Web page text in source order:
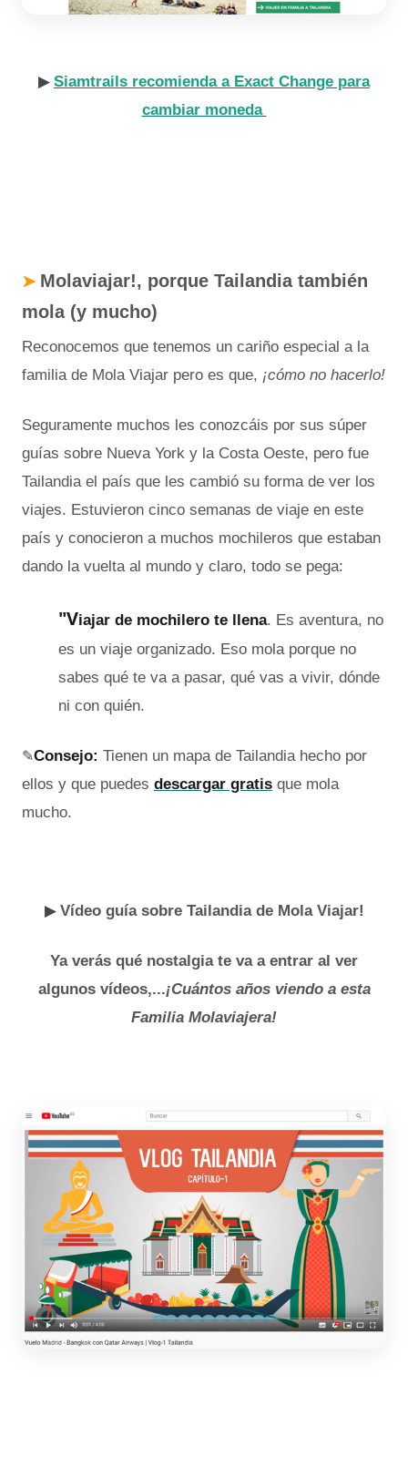
▶ Siamtrails recomienda a Exact Change para
cambiar moneda
➤ Molaviajar!, porque Tailandia también
mola (y mucho)
Reconocemos que tenemos un cariño especial a la
familia de Mola Viajar pero es que, ¡cómo no hacerlo!
Seguramente muchos les conozcáis por sus súper
guías sobre Nueva York y la Costa Oeste, pero fue
Tailandia el país que les cambió su forma de ver los
viajes. Estuvieron cinco semanas de viaje en este
país y conocieron a muchos mochileros que estaban
dando la vuelta al mundo y claro, todo se pega:
"Viajar de mochilero te llena. Es aventura, no
es un viaje organizado. Eso mola porque no
sabes qué te va a pasar, qué vas a vivir, dónde
ni con quién.
✎Consejo: Tienen un mapa de Tailandia hecho por
ellos y que puedes descargar gratis que mola
mucho.
▶ Vídeo guía sobre Tailandia de Mola Viajar!
Ya verás qué nostalgia te va a entrar al ver
algunos vídeos,...¡Cuántos años viendo a esta
Familia Molaviajera!